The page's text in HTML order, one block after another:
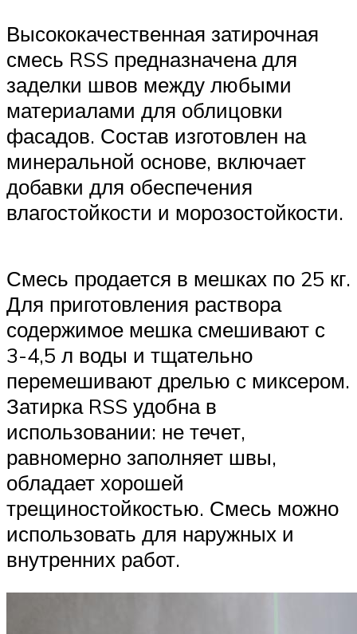
Высококачественная затирочная
смесь RSS предназначена для
заделки швов между любыми
материалами для облицовки
фасадов. Состав изготовлен на
минеральной основе, включает
добавки для обеспечения
влагостойкости и морозостойкости.
Смесь продается в мешках по 25 кг.
Для приготовления раствора
содержимое мешка смешивают с
3-4,5 л воды и тщательно
перемешивают дрелью с миксером.
Затирка RSS удобна в
использовании: не течет,
равномерно заполняет швы,
обладает хорошей
трещиностойкостью. Смесь можно
использовать для наружных и
внутренних работ.